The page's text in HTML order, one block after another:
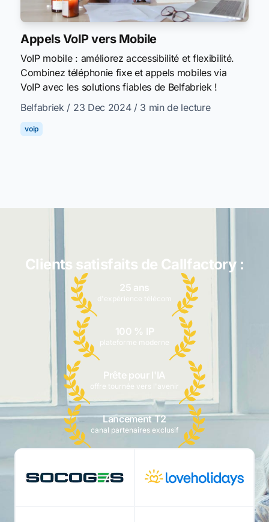
Appels VoIP vers Mobile
VoIP mobile : améliorez accessibilité et flexibilité.
Combinez téléphonie fixe et appels mobiles via
VoIP avec les solutions fiables de Belfabriek !
Belfabriek / 23 Dec 2024 / 3 min de lecture
voip
Clients satisfaits de Callfactory :
25 ans
d'expérience télécom
100 % IP
plateforme moderne
Prête pour l'IA
offre tournée vers l'avenir
Lancement T2
canal partenaires exclusif